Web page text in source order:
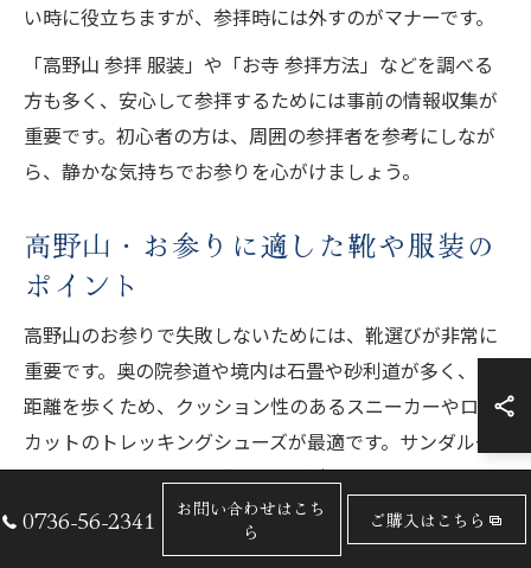
い時に役立ちますが、参拝時には外すのがマナーです。
「高野山 参拝 服装」や「お寺 参拝方法」などを調べる
方も多く、安心して参拝するためには事前の情報収集が
重要です。初心者の方は、周囲の参拝者を参考にしなが
ら、静かな気持ちでお参りを心がけましょう。
高野山・お参りに適した靴や服装の
ポイント
高野山のお参りで失敗しないためには、靴選びが非常に
重要です。奥の院参道や境内は石畳や砂利道が多く、長
距離を歩くため、クッション性のあるスニーカーやロー
カットのトレッキングシューズが最適です。サンダルや
ヒールは転倒のリスクが高いため避けましょう。
服装は季節によって調整が必要ですが、年間を通して紫
外線や寒暖差への備えが大切です。夏場は通気性の良い
0736-56-2341
お問い合わせはこち
ら
ご購入はこちら